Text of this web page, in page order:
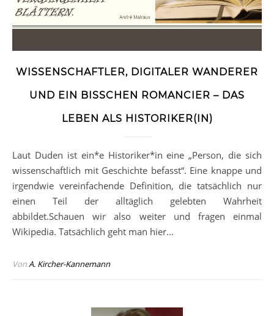
WISSENSCHAFTLER, DIGITALER WANDERER
UND EIN BISSCHEN ROMANCIER – DAS
LEBEN ALS HISTORIKER(IN)
Laut Duden ist ein*e Historiker*in eine „Person, die sich
wissenschaftlich mit Geschichte befasst“. Eine knappe und
irgendwie vereinfachende Definition, die tatsächlich nur
einen Teil der alltäglich gelebten Wahrheit
abbildet.Schauen wir also weiter und fragen einmal
Wikipedia. Tatsächlich geht man hier…
VonA. Kircher-Kannemann